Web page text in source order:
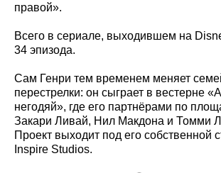
правой».
Всего в сериале, выходившем на
34 эпизода.
Сам Генри тем временем меняет
перестрелки: он сыграет в вестерне
негодяй», где его партнёрами по
Закари Ливай, Нил Макдона и Томми
Проект выходит под его собственной
Inspire Studios.